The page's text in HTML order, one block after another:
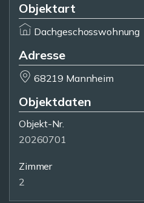
Objektart
Dachgeschosswohnung
Adresse
68219 Mannheim
Objektdaten
Objekt-Nr.
20260701
Zimmer
2